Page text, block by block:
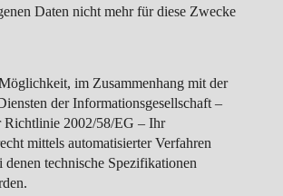
Daten nicht mehr für diese Zwecke
im Zusammenhang mit der
der Informationsgesellschaft –
Richtlinie 2002/58/EG – Ihr
mittels automatisierter Verfahren
denen technische Spezifikationen